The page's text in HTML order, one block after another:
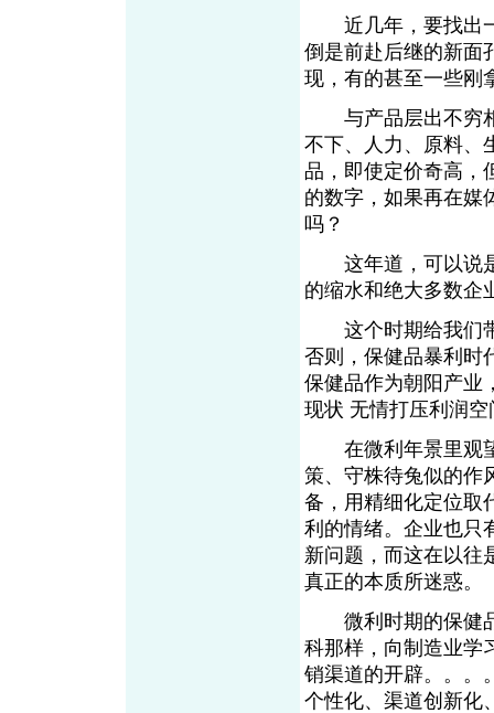
近几年，要找出一
倒是前赴后继的新面
现，有的甚至一些
与产品层出不穷相
不下、人力、原料、
品，即使定价奇高，
的数字，如果再在媒
吗？
这年道，可以说是
的缩水和绝大多数
这个时期给我们带
否则，保健品暴利时
保健品作为朝阳产业
现状 无情打压利润
在微利年景里观望
策、守株待兔似的作
备，用精细化定位取
利的情绪。企业也只
新问题，而这在以往
真正的本质所迷
微利时期的保健品
科那样，向制造业学
销渠道的开辟。。。
个性化、渠道创新化